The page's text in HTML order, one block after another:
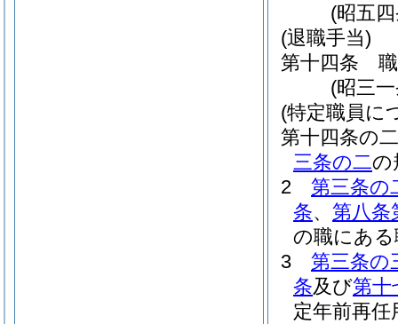
(昭五
(退職手当)
第十四条
(昭三
(特定職員に
第十四条の二
三条の二の
2
第三条の
条、 第八条
の職にあ
3
第三条の
条及び第十
定年前再